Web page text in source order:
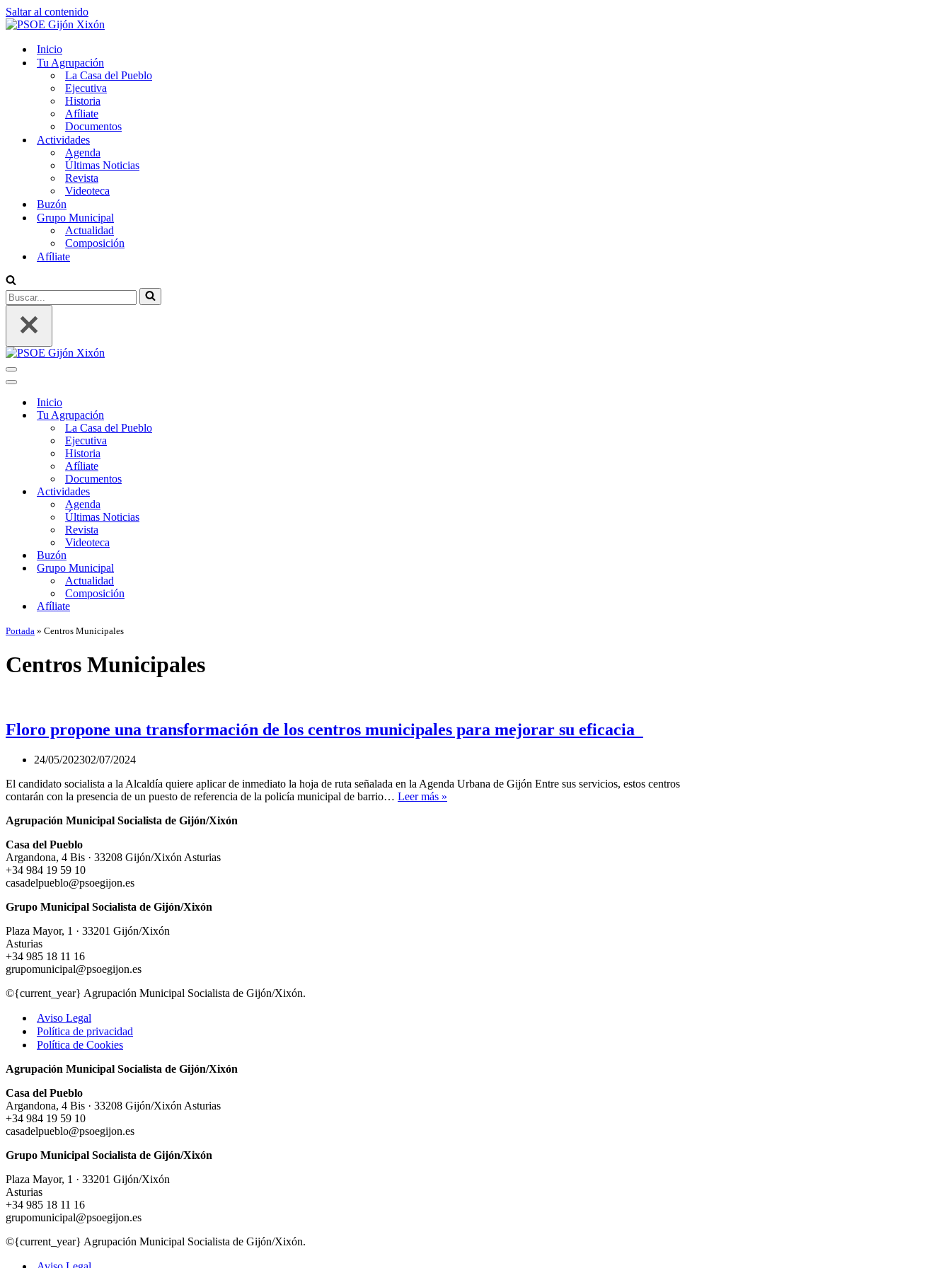
Saltar al contenido
Inicio
Tu Agrupación
La Casa del Pueblo
Ejecutiva
Historia
Afíliate
Documentos
Actividades
Agenda
Últimas Noticias
Revista
Videoteca
Buzón
Grupo Municipal
Actualidad
Composición
Afíliate
Buscar...
Menú
de
Menú
navegación
Inicio
Tu Agrupación
La Casa del Pueblo
Ejecutiva
Historia
Afíliate
Documentos
Actividades
Agenda
Últimas Noticias
Revista
Videoteca
Buzón
Grupo Municipal
Actualidad
Composición
Afíliate
Portada » Centros Municipales
Centros Municipales
Floro propone una transformación de los centros municipales para mejorar su eficacia
24/05/202302/07/2024
El candidato socialista a la Alcaldía quiere aplicar de inmediato la hoja de ruta señalada en la Agenda Urbana de Gijón Entre sus servicios, estos centros
contarán con la presencia de un puesto de referencia de la policía municipal de barrio… Leer más »
Agrupación Municipal Socialista de Gijón/Xixón
Casa del Pueblo
Argandona, 4 Bis · 33208 Gijón/Xixón Asturias
+34 984 19 59 10
casadelpueblo@psoegijon.es
Grupo Municipal Socialista de Gijón/Xixón
Plaza Mayor, 1 · 33201 Gijón/Xixón
Asturias
+34 985 18 11 16
grupomunicipal@psoegijon.es
©{current_year} Agrupación Municipal Socialista de Gijón/Xixón.
Aviso Legal
Política de privacidad
Política de Cookies
Agrupación Municipal Socialista de Gijón/Xixón
Casa del Pueblo
Argandona, 4 Bis · 33208 Gijón/Xixón Asturias
+34 984 19 59 10
casadelpueblo@psoegijon.es
Grupo Municipal Socialista de Gijón/Xixón
Plaza Mayor, 1 · 33201 Gijón/Xixón
Asturias
+34 985 18 11 16
grupomunicipal@psoegijon.es
©{current_year} Agrupación Municipal Socialista de Gijón/Xixón.